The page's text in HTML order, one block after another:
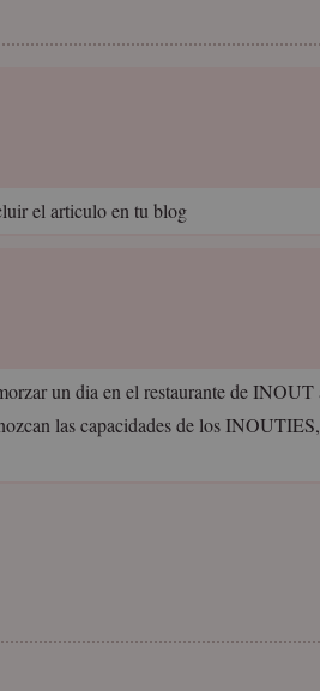
el articulo en tu blog
un dia en el restaurante de INOUT
las capacidades de los